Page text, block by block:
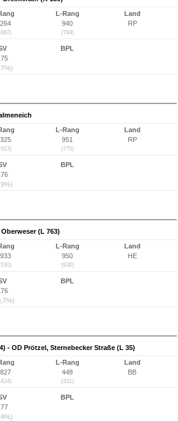
L-Rang
940
(764)
Land
RP
BPL
L-Rang
951
(775)
Land
RP
BPL
(L 763)
L-Rang
950
(930)
Land
HE
BPL
- OD Prötzel, Sternebecker Straße (L 35)
L-Rang
448
(331)
Land
BB
BPL